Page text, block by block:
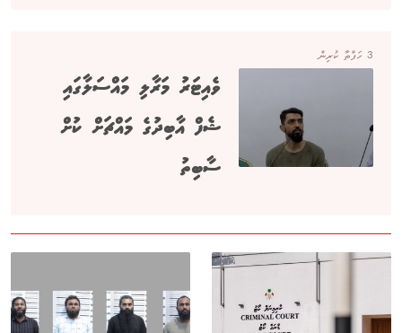
3 ހަފްތާ ކުރިން
ވެއިޓަރު މަރާލި މައްސަލާގައި
ޝެފް އާބިދުގެ މައްޗަށް ކުށް
ސާބިތު